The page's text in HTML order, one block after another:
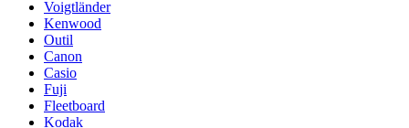
Voigtländer
Kenwood
Outil
Canon
Casio
Fuji
Fleetboard
Kodak